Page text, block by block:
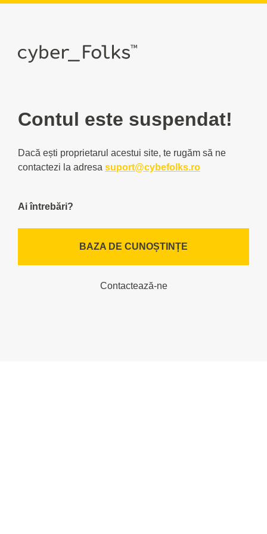
Contul este suspendat!
Dacă ești proprietarul acestui site, te rugăm să ne
contactezi la adresa suport@cybefolks.ro
Ai întrebări?
BAZA DE CUNOȘTINȚE
Contactează-ne